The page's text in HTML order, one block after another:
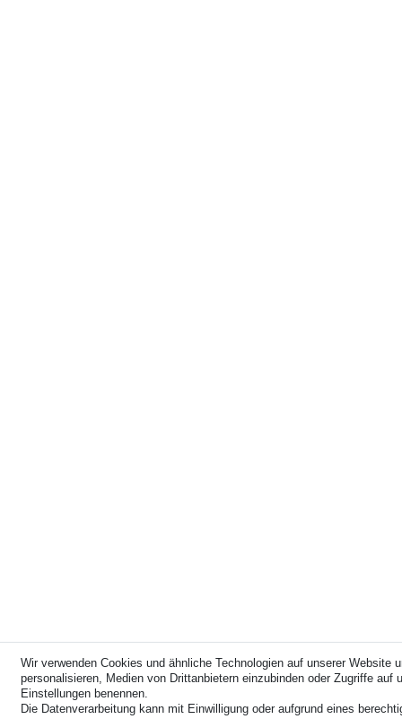
Wir verwenden Cookies und ähnliche Technologien auf unserer
personalisieren, Medien von Drittanbietern einzubinden oder Zugriffe
Einstellungen benennen.
Die Datenverarbeitung kann mit Einwilligung oder aufgrund eines